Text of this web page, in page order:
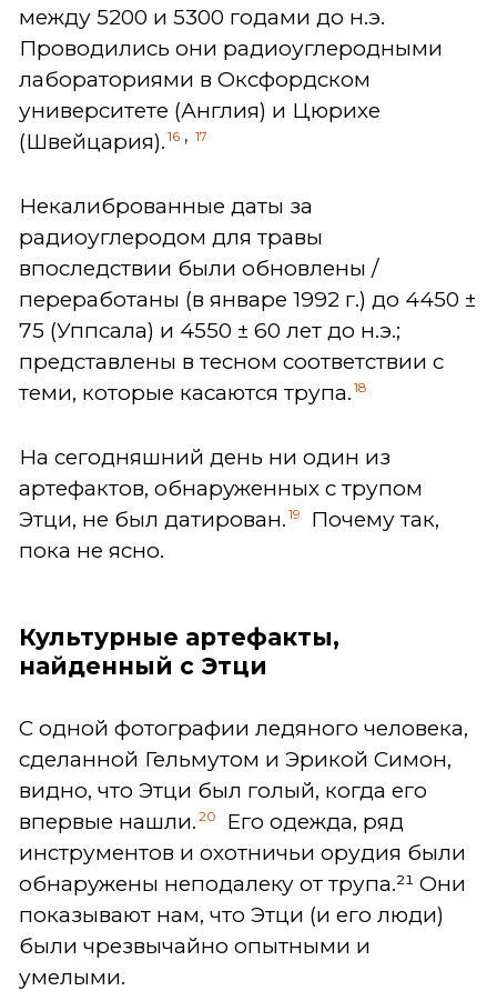
между 5200 и 5300 годами до н.э.
Проводились они радиоуглеродными
лабораториями в Оксфордском
университете (Англия) и Цюрихе
(Швейцария). 16 , 17
Некалиброванные даты за
радиоуглеродом для травы
впоследствии были обновлены /
переработаны (в январе 1992 г.) до 4450 ±
75 (Уппсала) и 4550 ± 60 лет до н.э.;
представлены в тесном соответствии с
теми, которые касаются трупа. 18
На сегодняшний день ни один из
артефактов, обнаруженных с трупом
Этци, не был датирован. 19
Почему так,
пока не ясно.
Культурные артефакты,
найденный с Этци
С одной фотографии ледяного человека,
сделанной Гельмутом и Эрикой Симон,
видно, что Этци был голый, когда его
впервые нашли. 20
Его одежда, ряд
инструментов и охотничьи орудия были
обнаружены неподалеку от трупа.²¹ Они
показывают нам, что Этци (и его люди)
были чрезвычайно опытными и
умелыми.